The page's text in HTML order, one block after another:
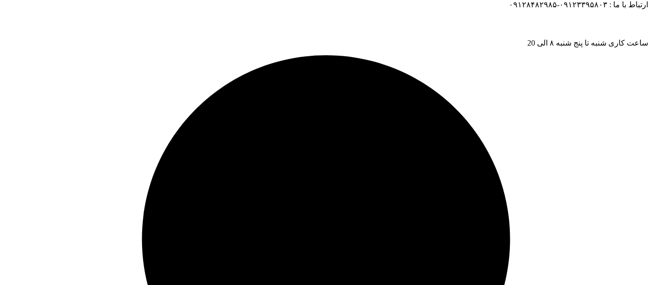
ارتباط با ما : ۰۹۱۲۳۳۹۵۸۰۳-۰۹۱۲۸۴۸۲۹۸۵
ساعت کاری شنبه تا پنج شنبه ۸ الی 20